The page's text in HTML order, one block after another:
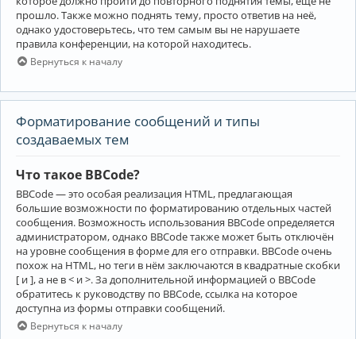
прошло. Также можно поднять тему, просто ответив на неё,
однако удостоверьтесь, что тем самым вы не нарушаете
правила конференции, на которой находитесь.
Вернуться к началу
Форматирование сообщений и типы
создаваемых тем
Что такое BBCode?
BBCode — это особая реализация HTML, предлагающая
большие возможности по форматированию отдельных частей
сообщения. Возможность использования BBCode определяется
администратором, однако BBCode также может быть отключён
на уровне сообщения в форме для его отправки. BBCode очень
похож на HTML, но теги в нём заключаются в квадратные скобки
[ и ], а не в < и >. За дополнительной информацией о BBCode
обратитесь к руководству по BBCode, ссылка на которое
доступна из формы отправки сообщений.
Вернуться к началу